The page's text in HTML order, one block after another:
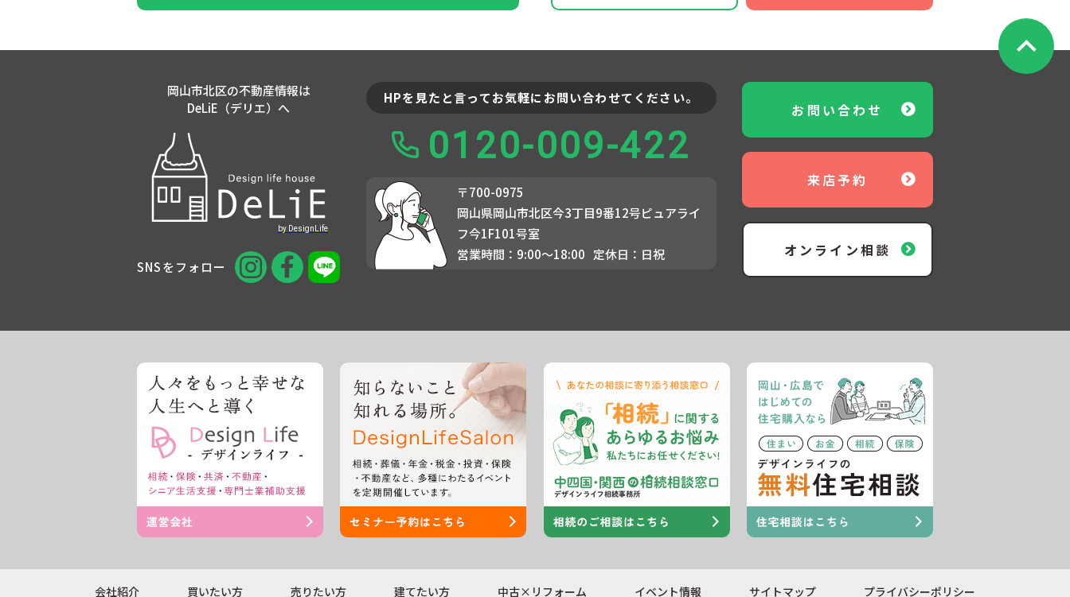
岡山市北区の不動産情報は
DeLiE（デリエ）へ
SNSをフォロー
HPを見たと言ってお気軽にお問い合わせてください。
0120-009-422
〒700-0975
岡山県岡山市北区今3丁目9番12号ピュアライ
フ今1F101号室
営業時間：9:00〜18:00 定休日：日祝
お問い合わせ
来店予約
オンライン相談
会社紹介 買いたい方 売りたい方 建てたい方 中古×リフォーム イベント情報 サイトマップ プライバシーポリシー